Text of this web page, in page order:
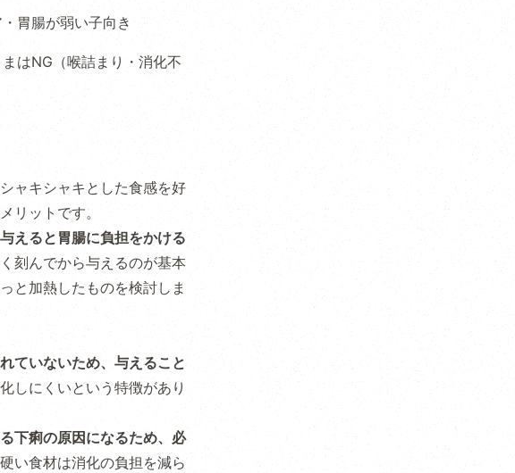
胃腸が弱い子向き
はNG（喉詰まり・消化不
シャキシャキとした食感を好
リットです。
えると胃腸に負担をかける
刻んでから与えるのが基本
と加熱したものを検討しま
ていないため、与えること
しにくいという特徴があり
下痢の原因になるため、必
硬い食材は消化の負担を減ら